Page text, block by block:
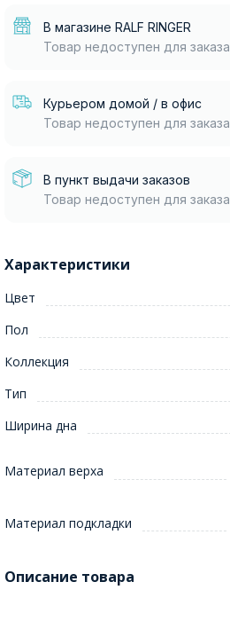
В магазине RALF RINGER
Товар недоступен для заказа
Курьером домой / в офис
Товар недоступен для заказа
В пункт выдачи заказов
Товар недоступен для заказа
Характеристики
Цвет
Пол
Коллекция
Тип
Ширина дна
Материал верха
Материал подкладки
Описание товара